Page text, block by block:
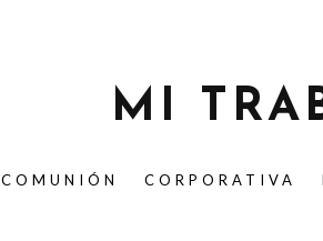
MI
COMUNIÓN CORPORATIVA